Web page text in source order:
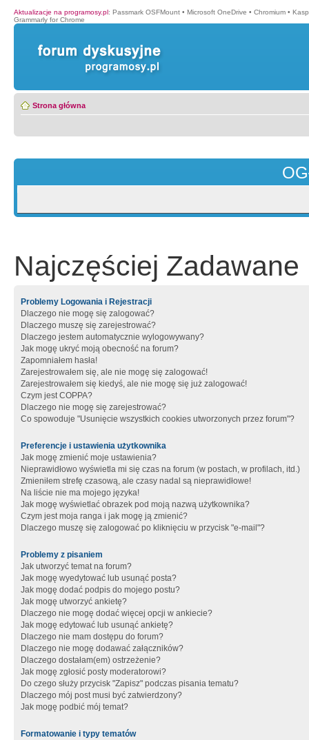
Aktualizacje na programosy.pl: Passmark OSFMount • Microsoft OneDrive • Chromium •
Grammarly for Chrome
Strona główna
Najczęściej Zadawane
Problemy Logowania i Rejestracji
Dlaczego nie mogę się zalogować?
Dlaczego muszę się zarejestrować?
Dlaczego jestem automatycznie wylogowywany?
Jak mogę ukryć moją obecność na forum?
Zapomniałem hasła!
Zarejestrowałem się, ale nie mogę się zalogować!
Zarejestrowałem się kiedyś, ale nie mogę się już zalogować!
Czym jest COPPA?
Dlaczego nie mogę się zarejestrować?
Co spowoduje "Usunięcie wszystkich cookies utworzonych przez forum"?
Preferencje i ustawienia użytkownika
Jak mogę zmienić moje ustawienia?
Nieprawidłowo wyświetla mi się czas na forum (w postach, w profilach, itd.)
Zmieniłem strefę czasową, ale czasy nadal są nieprawidłowe!
Na liście nie ma mojego języka!
Jak mogę wyświetlać obrazek pod moją nazwą użytkownika?
Czym jest moja ranga i jak mogę ją zmienić?
Dlaczego muszę się zalogować po kliknięciu w przycisk "e-mail"?
Problemy z pisaniem
Jak utworzyć temat na forum?
Jak mogę wyedytować lub usunąć posta?
Jak mogę dodać podpis do mojego postu?
Jak mogę utworzyć ankietę?
Dlaczego nie mogę dodać więcej opcji w ankiecie?
Jak mogę edytować lub usunąć ankietę?
Dlaczego nie mam dostępu do forum?
Dlaczego nie mogę dodawać załączników?
Dlaczego dostałam(em) ostrzeżenie?
Jak mogę zgłosić posty moderatorowi?
Do czego służy przycisk "Zapisz" podczas pisania tematu?
Dlaczego mój post musi być zatwierdzony?
Jak mogę podbić mój temat?
Formatowanie i typy tematów